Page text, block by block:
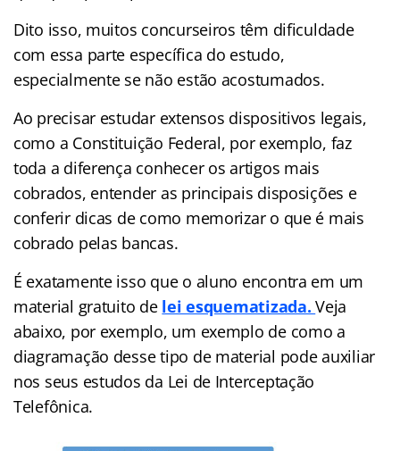
Dito isso, muitos concurseiros têm dificuldade
com essa parte específica do estudo,
especialmente se não estão acostumados.
Ao precisar estudar extensos dispositivos legais,
como a Constituição Federal, por exemplo, faz
toda a diferença conhecer os artigos mais
cobrados, entender as principais disposições e
conferir dicas de como memorizar o que é mais
cobrado pelas bancas.
É exatamente isso que o aluno encontra em um
material gratuito de lei esquematizada.Veja
abaixo, por exemplo, um exemplo de como a
diagramação desse tipo de material pode auxiliar
nos seus estudos da Lei de Interceptação
Telefônica.